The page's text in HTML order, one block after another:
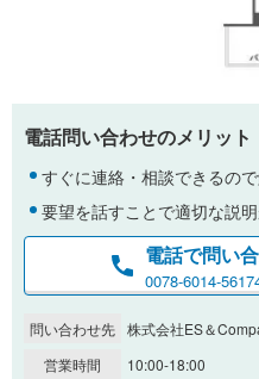
電話問い合わせのメリット
すぐに連絡・相談できるの
要望を話すことで適切な説
電話で問い
0078-6014-
問い合わせ先 株式会社ES＆
営業時間
10:00-18:00